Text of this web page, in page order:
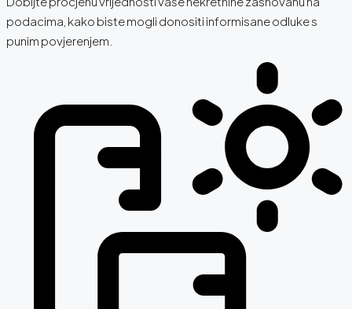
podacima, kako biste mogli donositi informisane odluke s
punim povjerenjem.